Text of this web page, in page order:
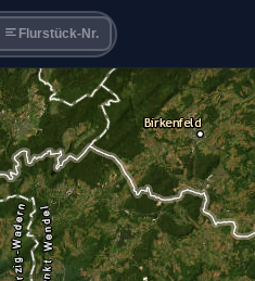
Flurstück-Nr.